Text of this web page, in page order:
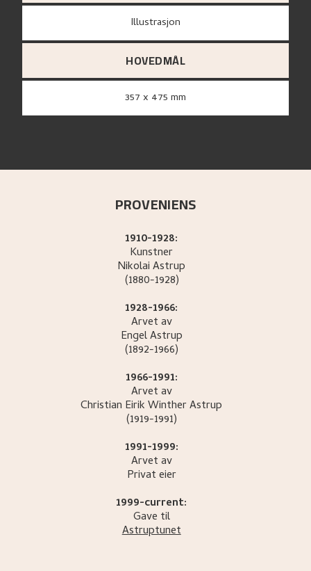
Illustrasjon
HOVEDMÅL
357 x 475 mm
PROVENIENS
1910-1928:
Kunstner
NikolaiAstrup
(1880-1928)
1928-1966:
Arvet av
EngelAstrup
(1892-1966)
1966-1991:
Arvet av
Christian Eirik WintherAstrup
(1919-1991)
1991-1999:
Arvet av
Privat eier
1999-current:
Gave til
Astruptunet